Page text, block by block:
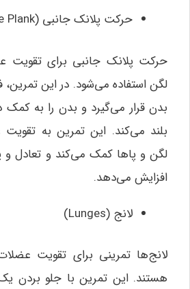
حرکت پلانک جانبی (Side Plank)
حرکت پلانک جانبی برای تقویت
لگن استفاده می‌شود. در این
بدن قرار می‌گیرد و بدن را به
بلند می‌کند. این تمرین به
لگن و پاها کمک می‌کند و تعادل و
افزایش می‌دهد.
لانج (Lunges)
لانج‌ها تمرینی برای تقویت
هستند. این تمرین با جلو بردن